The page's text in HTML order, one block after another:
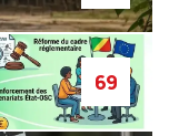
69